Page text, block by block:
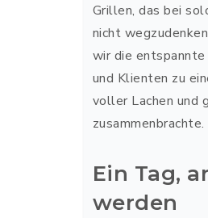
Grillen, das bei
nicht
wir die
und Klienten zu
voller Lachen und
zusammenbrachte.
Ein Tag,
werden